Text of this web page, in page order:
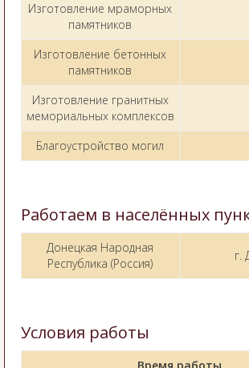
Изготовление мраморных
памятников
Изготовление бетонных
памятников
Изготовление гранитных
мемориальных комплексов
Благоустройство могил
Работаем в населённых
Донецкая Народная
Республика (Россия)
г.
Условия работы